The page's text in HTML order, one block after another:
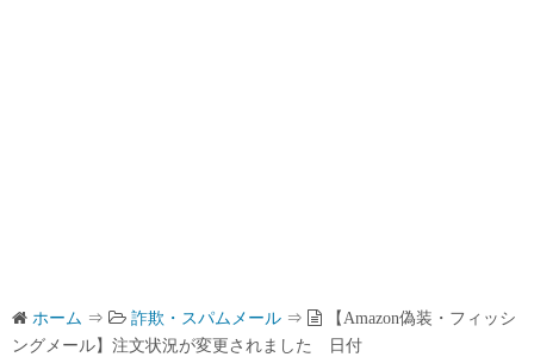
ホーム ⇒ 詐欺・スパムメール ⇒
【Amazon偽装・フィッシ
ングメール】注文状況が変更されました 日付